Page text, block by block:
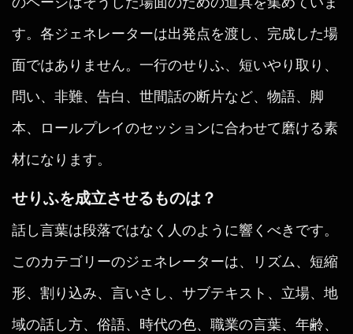
す。各ジェネレーターは出発点を渡し、完成した場
面ではありません。一行のせりふ、短いやり取り、
問い、非難、告白、世間話の断片など、物語、脚
本、ロールプレイのセッションに合わせて磨ける素
材になります。
せりふを成立させるものは？
話し言葉は段落ではなく人のように響くべきです。
このカテゴリーのジェネレーターは、リズム、短縮
形、割り込み、言いさし、サブテキスト、立場、地
域の話し方、俗語、時代の色、職業の言葉、年齢、